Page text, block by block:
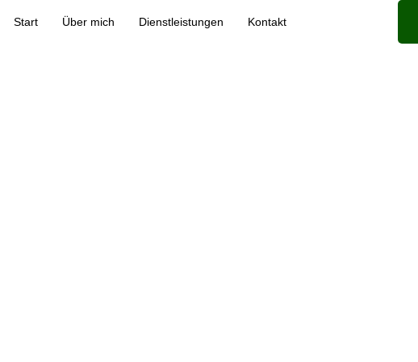
Start Über mich Dienstleistungen Kontakt